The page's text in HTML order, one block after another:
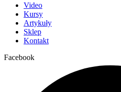
Video
Kursy
Artykuły
Sklep
Kontakt
Facebook